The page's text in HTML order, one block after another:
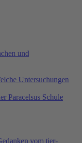
und
Untersuchungen
Paracelsus Schule
vom tier-